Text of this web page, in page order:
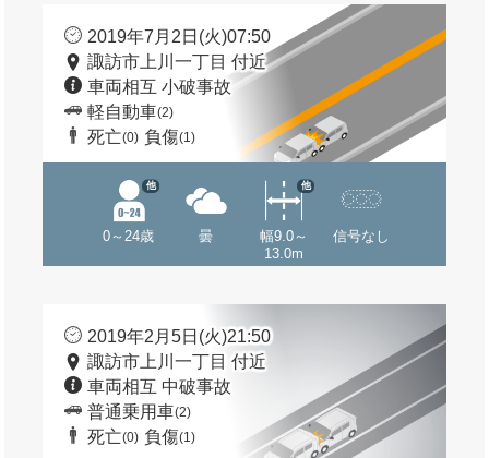
2019年7月2日(火)07:50
諏訪市上川一丁目 付近
車両相互 小破事故
軽自動車(2)
死亡(0) 負傷(1)
0～24歳
他
曇
幅9.0～
13.0m
他
信号なし
2019年2月5日(火)21:50
諏訪市上川一丁目 付近
車両相互 中破事故
普通乗用車(2)
死亡(0) 負傷(1)